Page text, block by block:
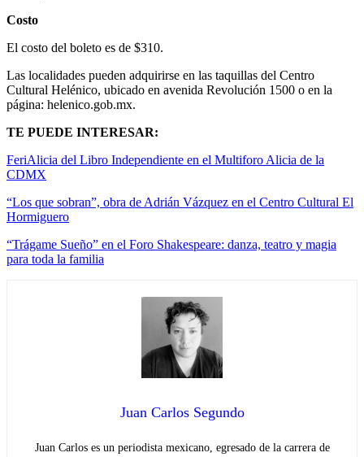
Costo
El costo del boleto es de $310.
Las localidades pueden adquirirse en las taquillas del Centro
Cultural Helénico, ubicado en avenida Revolución 1500 o en la
página: helenico.gob.mx.
TE PUEDE INTERESAR:
FeriAlicia del Libro Independiente en el Multiforo Alicia de la
CDMX
“Los que sobran”, obra de Adrián Vázquez en el Centro Cultural El
Hormiguero
“Trágame Sueño” en el Foro Shakespeare: danza, teatro y magia
para toda la familia
Juan Carlos Segundo
Juan Carlos es un periodista mexicano, egresado de la carrera de